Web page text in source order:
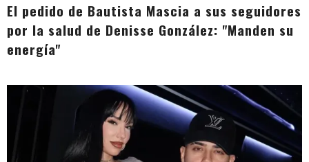
El pedido de Bautista Mascia a sus seguidores
por la salud de Denisse González: "Manden su
energía"